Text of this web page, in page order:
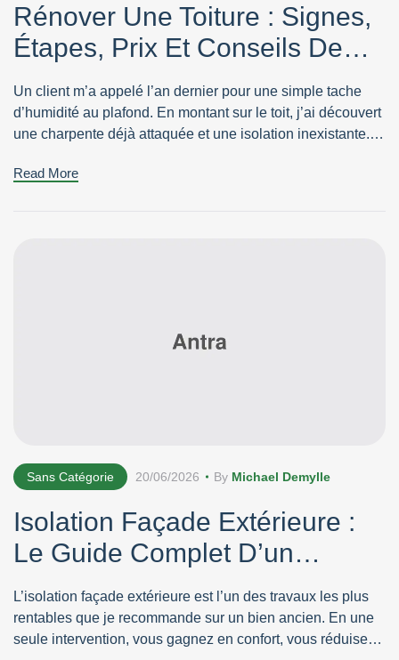
Rénover Une Toiture : Signes,
Étapes, Prix Et Conseils De
Pro
Un client m’a appelé l’an dernier pour une simple tache
d’humidité au plafond. En montant sur le toit, j’ai découvert
une charpente déjà attaquée et une isolation inexistante.
rénovation de toiture complète. La morale : quand il s’agit
Read More
Sans Catégorie By Michael Demylle
20/06/2026
Isolation Façade Extérieure :
Le Guide Complet D’un
Entrepreneur
L’isolation façade extérieure est l’un des travaux les plus
rentables que je recommande sur un bien ancien. En une
seule intervention, vous gagnez en confort, vous réduisez